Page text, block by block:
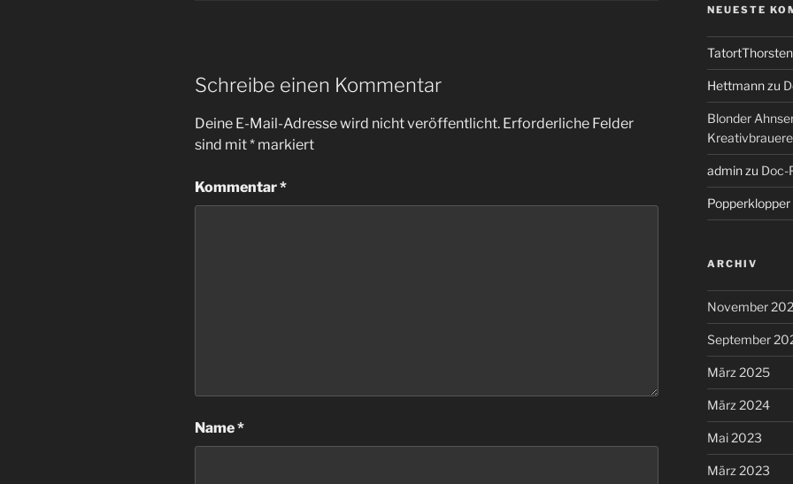
Schreibe einen Kommentar
Deine E-Mail-Adresse wird nicht veröffentlicht. Erforderliche Felder
sind mit* markiert
Kommentar*
Name*
NEUESTE
TatortThorsten
Hettmannzu
Blonder
adminzu Doc-
Popperklopper
ARCHIV
November
September
März 2025
März 2024
Mai 2023
März 2023